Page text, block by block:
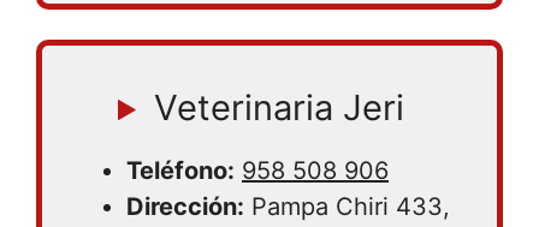
Veterinaria Jeri
Teléfono: 958 508 906
Dirección: Pampa Chiri 433,